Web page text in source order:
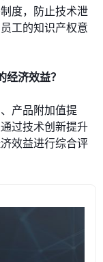
度，防止技术泄
工的知识产权意
济效益？
产品附加值提
过技术创新提升
效益进行综合评